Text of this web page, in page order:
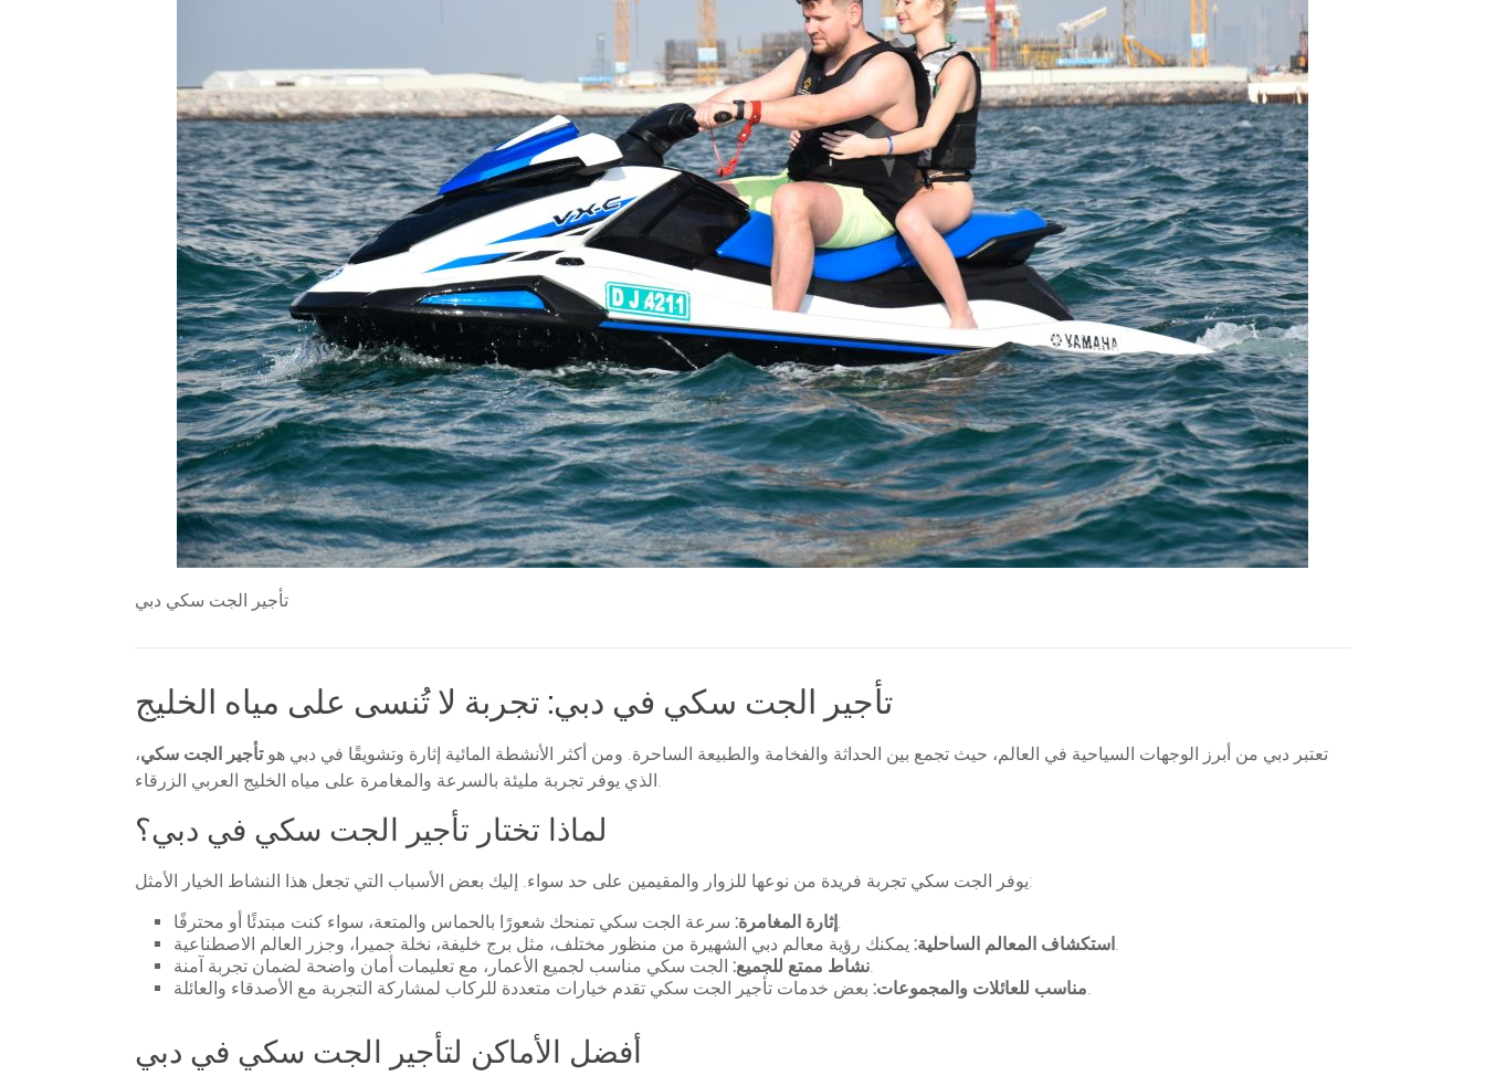
تأجير الجت سكي دبي
تأجير الجت سكي في دبي: تجربة لا تُنسى على مياه الخليج
تعتبر دبي من أبرز الوجهات السياحية في العالم، حيث تجمع بين الحداثة والفخامة والطبيعة الساحرة. ومن أكثر الأنشطة المائية إثارة وتشويقًا في دبي هوتأجير الجت سكي،
الذي يوفر تجربة مليئة بالسرعة والمغامرة على مياه الخليج العربي الزرقاء.
لماذا تختار تأجير الجت سكي في دبي؟
يوفر الجت سكي تجربة فريدة من نوعها للزوار والمقيمين على حد سواء. إليك بعض الأسباب التي تجعل هذا النشاط الخيار الأمثل:
إثارة المغامرة:سرعة الجت سكي تمنحك شعورًا بالحماس والمتعة، سواء كنت مبتدئًا أو محترفًا.
استكشاف المعالم الساحلية:يمكنك رؤية معالم دبي الشهيرة من منظور مختلف، مثل برج خليفة، نخلة جميرا، وجزر العالم الاصطناعية.
نشاط ممتع للجميع:الجت سكي مناسب لجميع الأعمار، مع تعليمات أمان واضحة لضمان تجربة آمنة.
مناسب للعائلات والمجموعات:بعض خدمات تأجير الجت سكي تقدم خيارات متعددة للركاب لمشاركة التجربة مع الأصدقاء والعائلة.
أفضل الأماكن لتأجير الجت سكي في دبي